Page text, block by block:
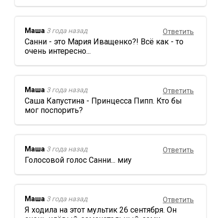
Ответить
Маша 3 года назад
Санни - это Мария Иващенко?! Всё как - то
очень интересно...
Ответить
Маша 3 года назад
Саша Капустина - Принцесса Пипп. Кто бы
мог поспорить?
Ответить
Маша 3 года назад
Голосовой голос Санни... миу
Ответить
Маша 3 года назад
Я ходила на этот мультик 26 сентября. Он